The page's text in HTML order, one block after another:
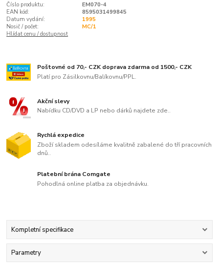
Číslo produktu:
EM070-4
EAN kód:
8595031499845
Datum vydání:
1995
Nosič / počet:
MC/1
Hlídat cenu / dostupnost
Poštovné od 70,- CZK doprava zdarma od 1500,- CZK
Platí pro Zásilkovnu/Balíkovnu/PPL.
Akční slevy
Nabídku CD/DVD a LP nebo dárků najdete zde..
Rychlá expedice
Zboží skladem odesíláme kvalitně zabalené do tří pracovních
dnů..
Platební brána Comgate
Pohodlná online platba za objednávku.
Kompletní specifikace
Parametry